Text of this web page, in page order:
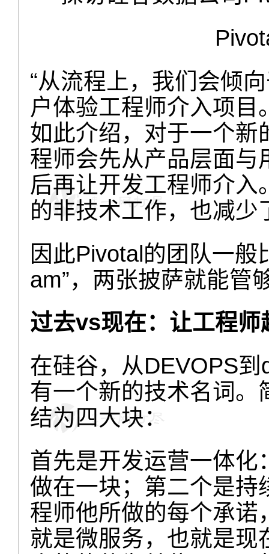
“从流程上，我们会倾
户体验工程师介入项目
如此介绍，对于一个新
程师会先从产品层面与
后再让开发工程师介
的非技术工作，也减少
因此Pivotal的团队一般
am”，两张披萨就能管
过去vs现在：让工程师
在硅谷，从DEVOPS
有一个新的技术名词。
结为四大块：
首先是开发运营一体
做在一块；第二个是持
程师他所做的每个承诺
就是微服务，也就是